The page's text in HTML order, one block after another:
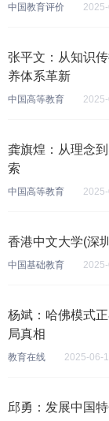
中国教育评价
张平文：从知识
养体系革新
中国高等教育
龚旗煌：从理念
索
中国高等教育
香港中文大学(深
中国基础教育
杨斌：哈佛模式
局真相
教育在线 2025-06-
邱勇：发展中国